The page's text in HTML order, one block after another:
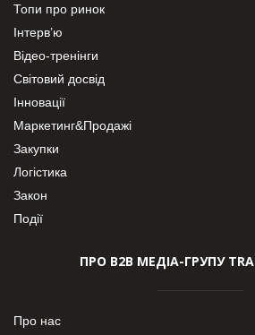
Топи про ринок
Інтерв’ю
Відео-тренінги
Світовий досвід
Інновації
Маркетинг&Продажі
Закупки
Логістика
Закон
Події
ПРО В2В МЕДІА-ГРУПУ
Про нас